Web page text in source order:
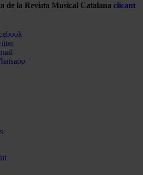
de la Revista Musical Catalana clicant